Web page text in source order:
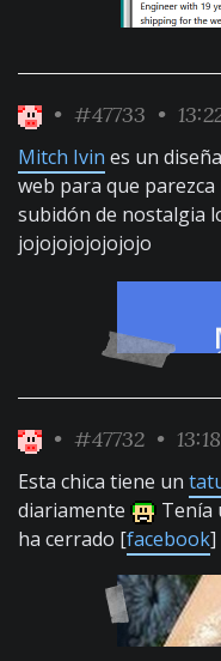
• #47733 •
Mitch Ivin es un
web para que parezca
subidón de nostalgia
jojojojojojojojo
• #47732 •
Esta chica tiene un
diariamente
Tenía
ha cerrado [facebook]